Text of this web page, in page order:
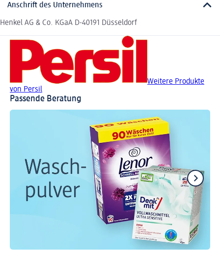
Anschrift des Unternehmens
Henkel AG & Co. KGaA D-40191 Düsseldorf
Weitere Produkte
von Persil
Passende Beratung